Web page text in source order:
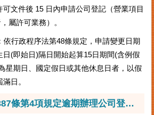
文件後 15 日內申請公司登記（營業項目
屬許可業務）。
依行政程序法第48條規定，申請變更日期
日(即始日)隔日開始起算15日期間(含例假
星期日、國定假日或其他休息日者，以假
日。
違反公司法第387條第4項規定逾期辦理公司登記之罰鍰裁量要點